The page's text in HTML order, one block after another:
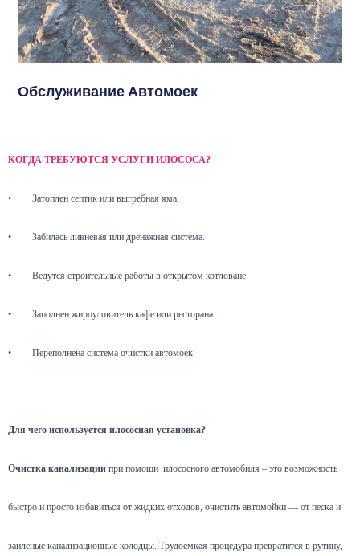
Обслуживание Автомоек
КОГДА ТРЕБУЮТСЯ УСЛУГИ ИЛОСОСА?
• Затоплен септик или выгребная яма.
• Забилась ливневая или дренажная система.
• Ведутся строительные работы в открытом котловане
• Заполнен жироуловитель кафе или ресторана
• Переполнена система очистки автомоек
Для чего используется илососная установка?
Очистка канализации при помощи илососного автомобиля – это возможность
быстро и просто избавиться от жидких отходов, очистить автомойки — от песка и
заиленые канализационные колодцы. Трудоемкая процедура превратится в рутину,